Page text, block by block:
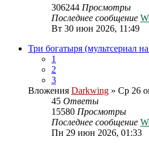
306244 Просмотры
Последнее сообщение
Вт 30 июн 2026, 11:49
Три богатыря (мультсериал
1
2
3
Вложения Darkwing » Ср 26
45 Ответы
15580 Просмотры
Последнее сообщение
Пн 29 июн 2026, 01:33